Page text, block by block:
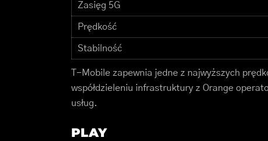
Zasięg 5G
Prędkość
Stabilność
T-Mobile zapewnia jedne z najwyższych
współdzieleniu infrastruktury z Orange
usług.
PLAY